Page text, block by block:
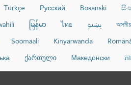
Türkçe Русский Bosanski
မြန်မာ ไทย پښتو
Soomaali Kinyarwanda
ქართული Македонски ភ